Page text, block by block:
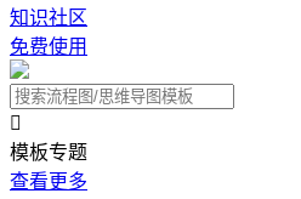
知识社区
免费使用

模板专题
查看更多